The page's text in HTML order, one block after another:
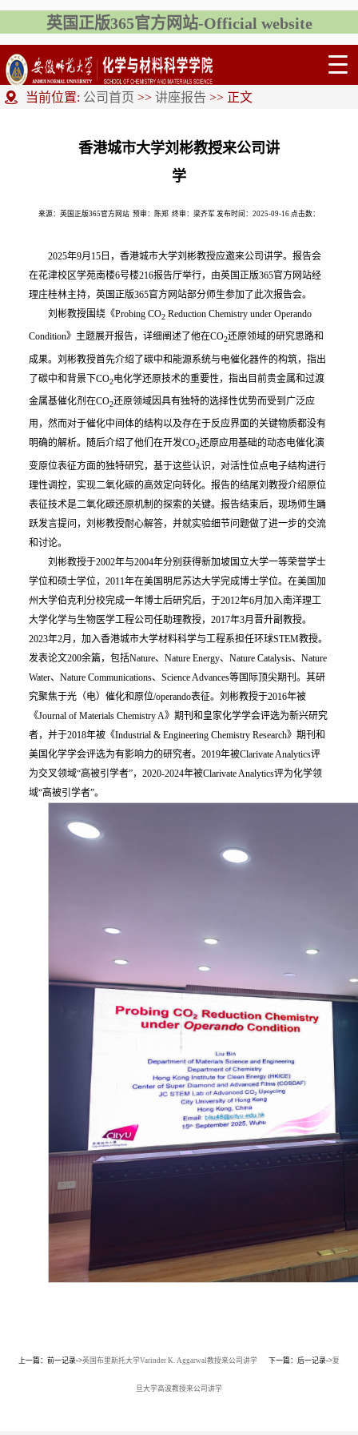
英国正版365官方网站-Official website
当前位置: 公司首页 >> 讲座报告 >> 正文
香港城市大学刘彬教授来公司讲
学
来源：英国正版365官方网站 预审：陈郑 终审：梁齐军 发布时间：2025-09-16 点击数：
2025年9月15日，香港城市大学刘彬教授应邀来公司讲学。报告会
在花津校区学苑南楼6号楼216报告厅举行，由​英国正版365官方网站经
理庄桂林主持，​英国正版365官方网站部分师生参加了此次报告会。
刘彬教授围绕《Probing CO2 Reduction Chemistry under Operando
Condition》主题展开报告，详细阐述了他在CO2还原领域的研究思路和
成果。刘彬教授首先介绍了碳中和能源系统与电催化器件的构筑，指出
了碳中和背景下CO2电化学还原技术的重要性，指出目前贵金属和过渡
金属基催化剂在CO2还原领域因具有独特的选择性优势而受到广泛应
用，然而对于催化中间体的结构以及存在于反应界面的关键物质都没有
明确的解析。随后介绍了他们在开发CO2还原应用基础的动态电催化演
变原位表征方面的独特研究，基于这些认识，对活性位点电子结构进行
理性调控，实现二氧化碳的高效定向转化。报告的结尾刘教授介绍原位
表征技术是二氧化碳还原机制的探索的关键。报告结束后，现场师生踊
跃发言提问，刘彬教授耐心解答，并就实验细节问题做了进一步的交流
和讨论。
刘彬教授于2002年与2004年分别获得新加坡国立大学一等荣誉学士
学位和硕士学位，2011年在美国明尼苏达大学完成博士学位。在美国加
州大学伯克利分校完成一年博士后研究后，于2012年6月加入南洋理工
大学化学与生物医学工程公司任助理教授，2017年3月晋升副教授。
2023年2月，加入香港城市大学材料科学与工程系担任环球STEM教授。
发表论文200余篇，包括Nature、Nature Energy、Nature Catalysis、Nature
Water、Nature Communications、Science Advances等国际顶尖期刊。其研
究聚焦于光（电）催化和原位/operando表征。刘彬教授于2016年被
《Journal of Materials Chemistry A》期刊和皇家化学学会评选为新兴研究
者，并于2018年被《Industrial & Engineering Chemistry Research》期刊和
美国化学学会评选为有影响力的研究者。2019年被Clarivate Analytics评
为交叉领域“高被引学者”，2020-2024年被Clarivate Analytics评为化学领
域“高被引学者”。
上一篇：前一记录->英国布里斯托大学Varinder K. Aggarwal教授来公司讲学 下一篇：后一记录->复
旦大学高波教授来公司讲学